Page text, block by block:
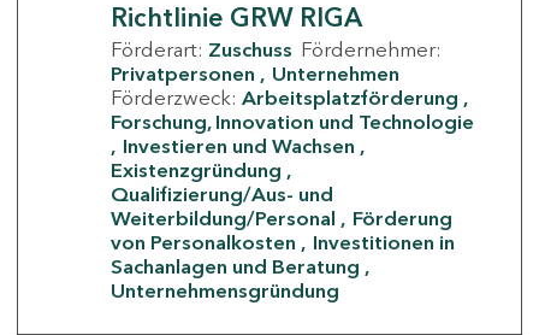
Richtlinie GRW RIGA
Förderart: Zuschuss Fördernehmer:
Privatpersonen
Unternehmen
Förderzweck: Arbeitsplatzförderung
Forschung, Innovation und Technologie
Investieren und Wachsen
Existenzgründung
Qualifizierung/Aus- und
Weiterbildung/Personal
Förderung
von Personalkosten
Investitionen in
Sachanlagen und Beratung
Unternehmensgründung